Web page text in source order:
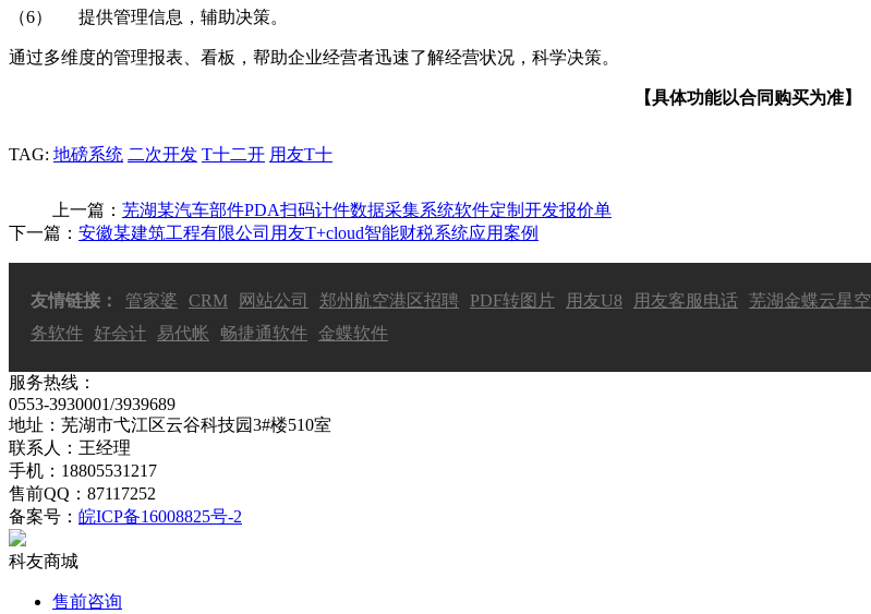
（6） 提供管理信息，辅助决策。
通过多维度的管理报表、看板，帮助企业经营者迅速了解经营状况，科学决策。
【具体功能以合同购买为准】
TAG: 地磅系统 二次开发 T十二开 用友T十
上一篇： 芜湖某汽车部件PDA扫码计件数据采集系统软件定制开发报价单
下一篇： 安徽某建筑工程有限公司用友T+cloud智能财税系统应用案例
友情链接： 管家婆 CRM 网站公司 郑州航空港区招聘 PDF转图片 用友U8 用友客服电话 芜湖金蝶云星空
务软件
好会计 易代帐 畅捷通软件 金蝶软件
服务热线：
0553-3930001/3939689
地址：芜湖市弋江区云谷科技园3#楼510室
联系人：王经理
手机：18805531217
售前QQ：87117252
备案号： 皖ICP备16008825号-2
科友商城
售前咨询